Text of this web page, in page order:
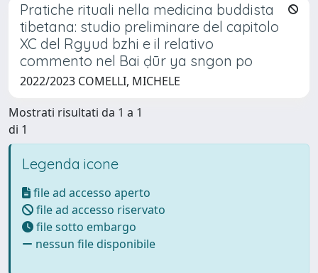
Pratiche rituali nella medicina buddista
tibetana: studio preliminare del capitolo
XC del Rgyud bzhi e il relativo
commento nel Bai ḍūr ya sngon po
2022/2023 COMELLI, MICHELE
Mostrati risultati da 1 a 1
di 1
Legenda icone
file ad accesso aperto
file ad accesso riservato
file sotto embargo
nessun file disponibile